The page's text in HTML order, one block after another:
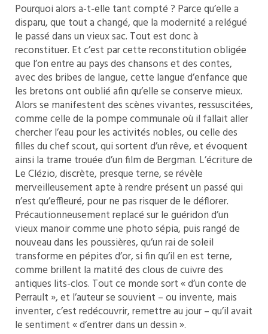
Pourquoi alors a-t-elle tant compté ? Parce qu’elle a
disparu, que tout a changé, que la modernité a relégué
le passé dans un vieux sac. Tout est donc à
reconstituer. Et c’est par cette reconstitution obligée
que l’on entre au pays des chansons et des contes,
avec des bribes de langue, cette langue d’enfance que
les bretons ont oublié afin qu’elle se conserve mieux.
Alors se manifestent des scènes vivantes, ressuscitées,
comme celle de la pompe communale où il fallait aller
chercher l’eau pour les activités nobles, ou celle des
filles du chef scout, qui sortent d’un rêve, et évoquent
ainsi la trame trouée d’un film de Bergman. L’écriture de
Le Clézio, discrète, presque terne, se révèle
merveilleusement apte à rendre présent un passé qui
n’est qu’effleuré, pour ne pas risquer de le déflorer.
Précautionneusement replacé sur le guéridon d’un
vieux manoir comme une photo sépia, puis rangé de
nouveau dans les poussières, qu’un rai de soleil
transforme en pépites d’or, si fin qu’il en est terne,
comme brillent la matité des clous de cuivre des
antiques lits-clos. Tout ce monde sort « d’un conte de
Perrault », et l’auteur se souvient – ou invente, mais
inventer, c’est redécouvrir, remettre au jour – qu’il avait
le sentiment « d’entrer dans un dessin ».